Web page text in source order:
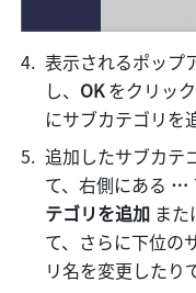
表示されるポップ
し、 OK をクリック
にサブカテゴリを
追加したサブカテ
て、右側にある …
テゴリを追加 また
て、さらに下位の
リ名を変更したり